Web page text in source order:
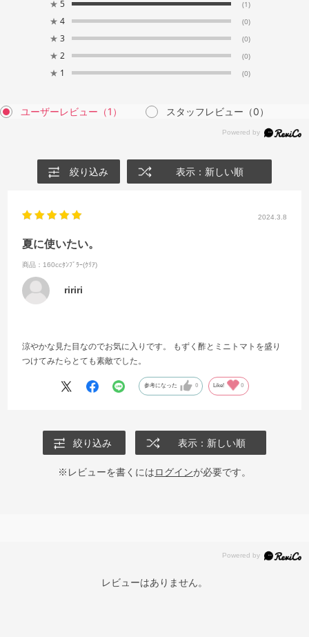
★ 5 (1)
★ 4 (0)
★ 3 (0)
★ 2 (0)
★ 1 (0)
ユーザーレビュー （1） スタッフレビュー （0）
絞り込み 表示：新しい順
2024.3.8
夏に使いたい。
商品：160ccﾀﾝﾌﾞﾗｰ(ｸﾘｱ)
ririri
涼やかな見た目なのでお気に入りです。 もずく酢とミニトマトを盛り
つけてみたらとても素敵でした。
参考になった 0 Like! 0
絞り込み 表示：新しい順
※レビューを書くにはログインが必要です。
レビューはありません。